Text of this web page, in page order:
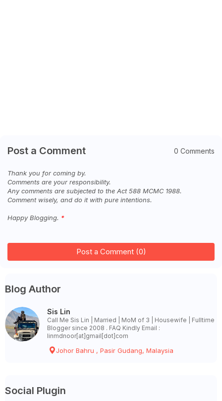
Post a Comment 0 Comments
Thank you for coming by.
Comments are your responsibility.
Any comments are subjected to the Act 588 MCMC 1988.
Comment wisely, and do it with pure intentions.
Happy Blogging.
Post a Comment (0)
Blog Author
Sis Lin
Call Me Sis Lin | Married | MoM of 3 | Housewife | Fulltime
Blogger since 2008 . FAQ Kindly Email :
linmdnoor[at]gmail[dot]com
Johor Bahru , Pasir Gudang, Malaysia
Social Plugin